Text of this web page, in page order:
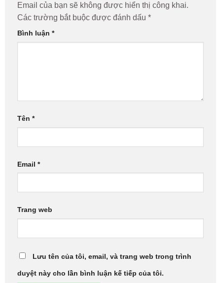
Email của bạn sẽ không được hiển thị công khai.
Các trường bắt buộc được đánh dấu *
Bình luận *
Tên *
Email *
Trang web
Lưu tên của tôi, email, và trang web trong trình
duyệt này cho lần bình luận kế tiếp của tôi.